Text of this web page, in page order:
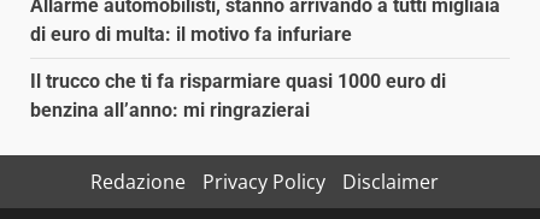
Allarme automobilisti, stanno arrivando a tutti migliaia
di euro di multa: il motivo fa infuriare
Il trucco che ti fa risparmiare quasi 1000 euro di
benzina all’anno: mi ringrazierai
Redazione Privacy Policy
Disclaimer